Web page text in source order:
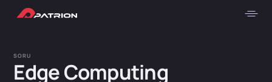
SORU
Edge Computing